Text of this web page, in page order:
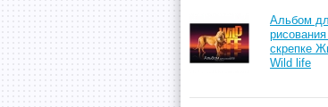
Альбом
скрепке
Wild life